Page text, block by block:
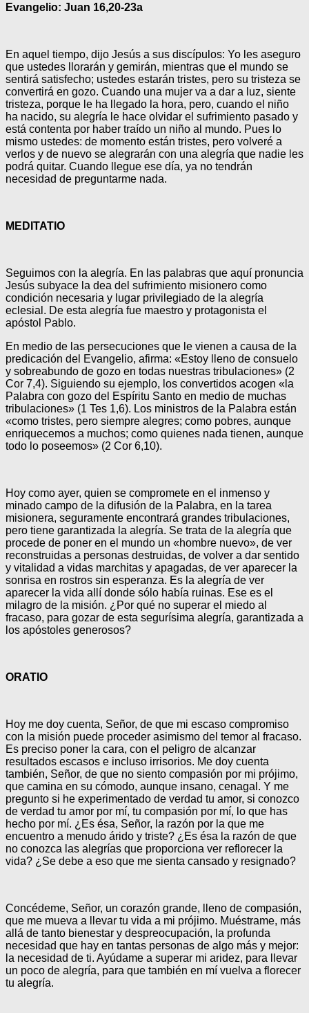
Evangelio: Juan 16,20-23a
En aquel tiempo, dijo Jesús a sus discípulos: Yo les aseguro
que ustedes llorarán y gemirán, mientras que el mundo se
sentirá satisfecho; ustedes estarán tristes, pero su tristeza se
convertirá en gozo. Cuando una mujer va a dar a luz, siente
tristeza, porque le ha llegado la hora, pero, cuando el niño
ha nacido, su alegría le hace olvidar el sufrimiento pasado y
está contenta por haber traído un niño al mundo. Pues lo
mismo ustedes: de momento están tristes, pero volveré a
verlos y de nuevo se alegrarán con una alegría que nadie les
podrá quitar. Cuando llegue ese día, ya no tendrán
necesidad de preguntarme nada.
MEDITATIO
Seguimos con la alegría. En las palabras que aquí pronuncia
Jesús subyace la dea del sufrimiento misionero como
condición necesaria y lugar privilegiado de la alegría
eclesial. De esta alegría fue maestro y protagonista el
apóstol Pablo.
En medio de las persecuciones que le vienen a causa de la
predicación del Evangelio, afirma: «Estoy lleno de consuelo
y sobreabundo de gozo en todas nuestras tribulaciones» (2
Cor 7,4). Siguiendo su ejemplo, los convertidos acogen «la
Palabra con gozo del Espíritu Santo en medio de muchas
tribulaciones» (1 Tes 1,6). Los ministros de la Palabra están
«como tristes, pero siempre alegres; como pobres, aunque
enriquecemos a muchos; como quienes nada tienen, aunque
todo lo poseemos» (2 Cor 6,10).
Hoy como ayer, quien se compromete en el inmenso y
minado campo de la difusión de la Palabra, en la tarea
misionera, seguramente encontrará grandes tribulaciones,
pero tiene garantizada la alegría. Se trata de la alegría que
procede de poner en el mundo un «hombre nuevo», de ver
reconstruidas a personas destruidas, de volver a dar sentido
y vitalidad a vidas marchitas y apagadas, de ver aparecer la
sonrisa en rostros sin esperanza. Es la alegría de ver
aparecer la vida allí donde sólo había ruinas. Ese es el
milagro de la misión. ¿Por qué no superar el miedo al
fracaso, para gozar de esta segurísima alegría, garantizada a
los apóstoles generosos?
ORATIO
Hoy me doy cuenta, Señor, de que mi escaso compromiso
con la misión puede proceder asimismo del temor al fracaso.
Es preciso poner la cara, con el peligro de alcanzar
resultados escasos e incluso irrisorios. Me doy cuenta
también, Señor, de que no siento compasión por mi prójimo,
que camina en su cómodo, aunque insano, cenagal. Y me
pregunto si he experimentado de verdad tu amor, si conozco
de verdad tu amor por mí, tu compasión por mí, lo que has
hecho por mí. ¿Es ésa, Señor, la razón por la que me
encuentro a menudo árido y triste? ¿Es ésa la razón de que
no conozca las alegrías que proporciona ver reflorecer la
vida? ¿Se debe a eso que me sienta cansado y resignado?
Concédeme, Señor, un corazón grande, lleno de compasión,
que me mueva a llevar tu vida a mi prójimo. Muéstrame, más
allá de tanto bienestar y despreocupación, la profunda
necesidad que hay en tantas personas de algo más y mejor:
la necesidad de ti. Ayúdame a superar mi aridez, para llevar
un poco de alegría, para que también en mí vuelva a florecer
tu alegría.